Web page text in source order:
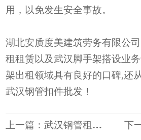
用，以免发生安全事故。
湖北安质度美建筑劳务有限公
租租赁以及武汉脚手架搭设业
架出租领域具有良好的口碑,还
武汉钢管扣件批发！
上一篇：武汉钢管租赁怎么样才能避免纠纷